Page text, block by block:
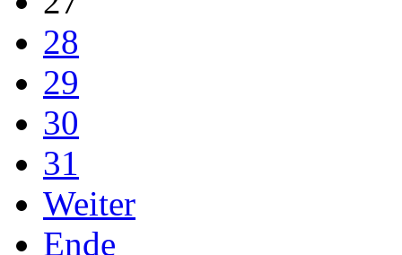
28
29
30
31
Weiter
Ende